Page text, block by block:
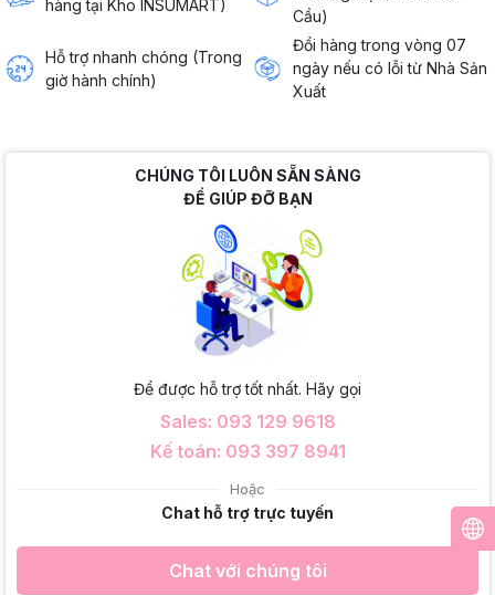
hàng tại Kho INSUMART)
Cầu)
Hỗ trợ nhanh chóng (Trong
giờ hành chính)
Đổi hàng trong vòng 07
ngày nếu có lỗi từ Nhà Sản
Xuất
CHÚNG TÔI LUÔN SẴN SÀNG
ĐỂ GIÚP ĐỠ BẠN
Để được hỗ trợ tốt nhất. Hãy gọi
Sales: 093 129 9618
Kế toán: 093 397 8941
Hoặc
Chat hỗ trợ trực tuyến
Chat với chúng tôi